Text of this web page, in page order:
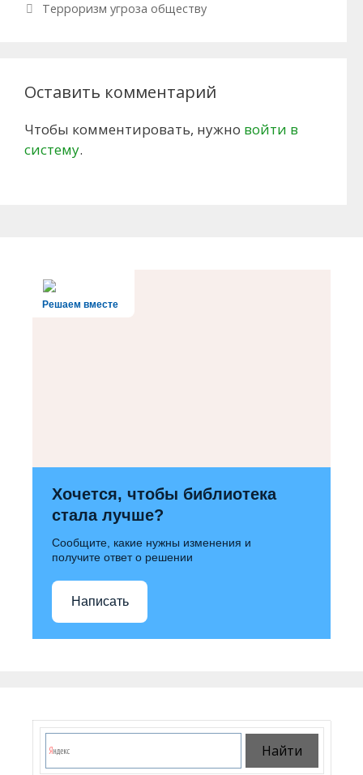
Терроризм угроза обществу
Оставить комментарий
Чтобы комментировать, нужно войти в
систему.
Решаем вместе
Хочется, чтобы библиотека
стала лучше?
Сообщите, какие нужны изменения и
получите ответ о решении
Написать